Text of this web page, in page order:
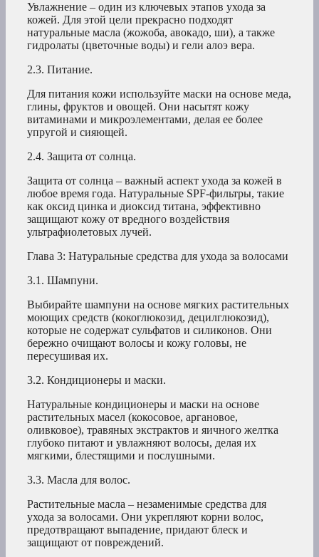
Увлажнение – один из ключевых этапов ухода за
кожей. Для этой цели прекрасно подходят
натуральные масла (жожоба, авокадо, ши), а также
гидролаты (цветочные воды) и гели алоэ вера.
2.3. Питание.
Для питания кожи используйте маски на основе меда,
глины, фруктов и овощей. Они насытят кожу
витаминами и микроэлементами, делая ее более
упругой и сияющей.
2.4. Защита от солнца.
Защита от солнца – важный аспект ухода за кожей в
любое время года. Натуральные SPF-фильтры, такие
как оксид цинка и диоксид титана, эффективно
защищают кожу от вредного воздействия
ультрафиолетовых лучей.
Глава 3: Натуральные средства для ухода за волосами
3.1. Шампуни.
Выбирайте шампуни на основе мягких растительных
моющих средств (кокоглюкозид, децилглюкозид),
которые не содержат сульфатов и силиконов. Они
бережно очищают волосы и кожу головы, не
пересушивая их.
3.2. Кондиционеры и маски.
Натуральные кондиционеры и маски на основе
растительных масел (кокосовое, аргановое,
оливковое), травяных экстрактов и яичного желтка
глубоко питают и увлажняют волосы, делая их
мягкими, блестящими и послушными.
3.3. Масла для волос.
Растительные масла – незаменимые средства для
ухода за волосами. Они укрепляют корни волос,
предотвращают выпадение, придают блеск и
защищают от повреждений.